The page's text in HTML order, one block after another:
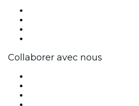
Collaborer avec nous